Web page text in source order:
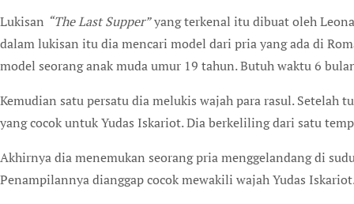
Lukisan “The Last Supper”yang terkenal itu dibuat oleh
dalam lukisan itu dia mencari model dari pria yang ada di
model seorang anak muda umur 19 tahun. Butuh waktu 6
Kemudian satu persatu dia melukis wajah para rasul.
yang cocok untuk Yudas Iskariot. Dia berkeliling dari satu
Akhirnya dia menemukan seorang pria menggelandang di
Penampilannya dianggap cocok mewakili wajah Yudas